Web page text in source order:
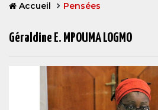
Accueil Pensées
Géraldine E. MPOUMA LOGMO